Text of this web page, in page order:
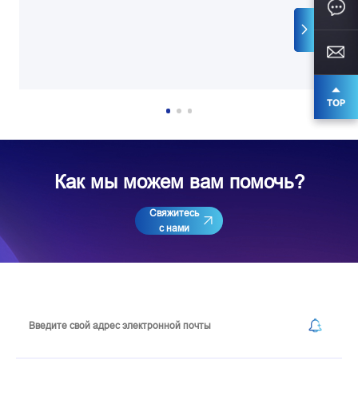
Как мы можем вам помочь?
Свяжитесь
с нами